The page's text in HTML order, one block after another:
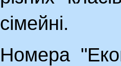
сімейні.
Номера